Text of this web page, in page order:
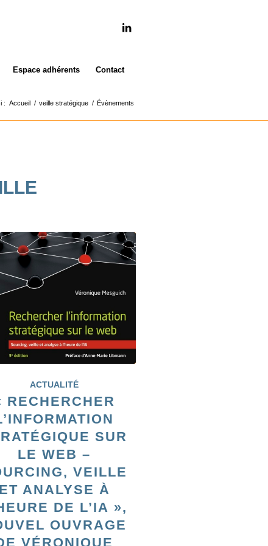
Espace adhérents Contact
: Accueil / veille stratégique / Évènements
ACTUALITÉ
RECHERCHER
SUR
LE WEB –
VEILLE
ET ANALYSE À
DE L’IA »,
OUVRAGE
VÉRONIQUE